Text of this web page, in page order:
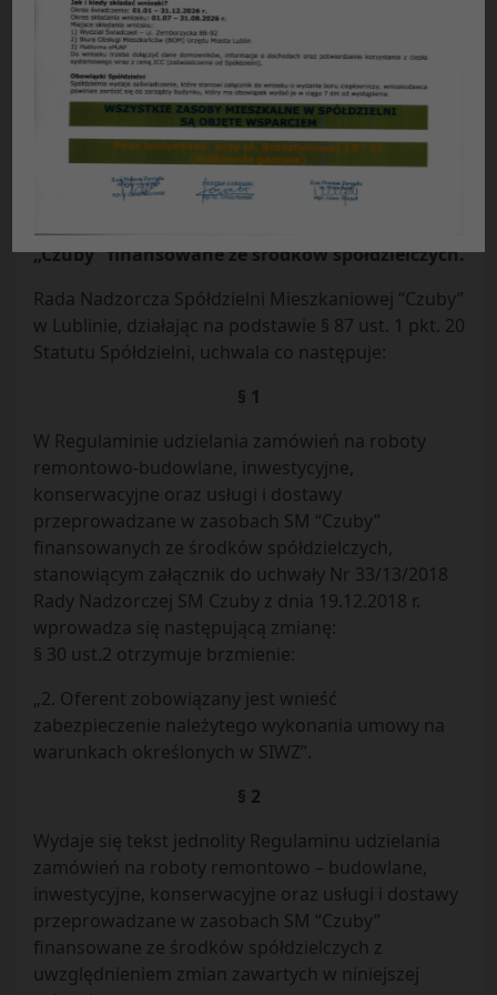
Uchwała Nr 2 / 14 / 2019
Rady Nadzorczej
Spółdzielni Mieszkaniowej “Czuby” w Lublinie
z dnia 26.02.2019 r.
w sprawie: zmiany Regulaminu udzielania
zamówień na roboty remontowo budowlane,
inwestycyjne, konserwacyjne oraz usługi i
dostawy przeprowadzane w zasobach SM
„Czuby” finansowane ze środków spółdzielczych.
Rada Nadzorcza Spółdzielni Mieszkaniowej “Czuby”
w Lublinie, działając na podstawie § 87 ust. 1 pkt. 20
Statutu Spółdzielni, uchwala co następuje:
§ 1
W Regulaminie udzielania zamówień na roboty
remontowo-budowlane, inwestycyjne,
konserwacyjne oraz usługi i dostawy
przeprowadzane w zasobach SM “Czuby”
finansowanych ze środków spółdzielczych,
stanowiącym załącznik do uchwały Nr 33/13/2018
Rady Nadzorczej SM Czuby z dnia 19.12.2018 r.
wprowadza się następującą zmianę:
§ 30 ust.2 otrzymuje brzmienie:
„2. Oferent zobowiązany jest wnieść
zabezpieczenie należytego wykonania umowy na
warunkach określonych w SIWZ”.
§ 2
Wydaje się tekst jednolity Regulaminu udzielania
zamówień na roboty remontowo – budowlane,
inwestycyjne, konserwacyjne oraz usługi i dostawy
przeprowadzane w zasobach SM “Czuby”
finansowane ze środków spółdzielczych z
uwzględnieniem zmian zawartych w niniejszej